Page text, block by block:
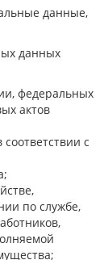
данные,
данных
федеральных
актов
с
по службе,